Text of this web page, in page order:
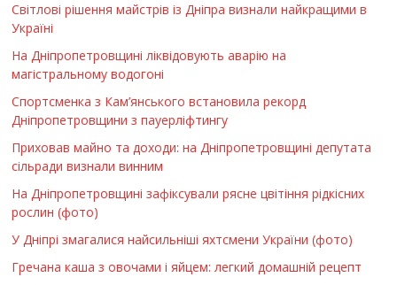
Світлові рішення майстрів із Дніпра визнали найкращими в
Україні
На Дніпропетровщині ліквідовують аварію на
магістральному водогоні
Спортсменка з Кам’янського встановила рекорд
Дніпропетровщини з пауерліфтингу
Приховав майно та доходи: на Дніпропетровщині депутата
сільради визнали винним
На Дніпропетровщині зафіксували рясне цвітіння рідкісних
рослин (фото)
У Дніпрі змагалися найсильніші яхтсмени України (фото)
Гречана каша з овочами і яйцем: легкий домашній рецепт